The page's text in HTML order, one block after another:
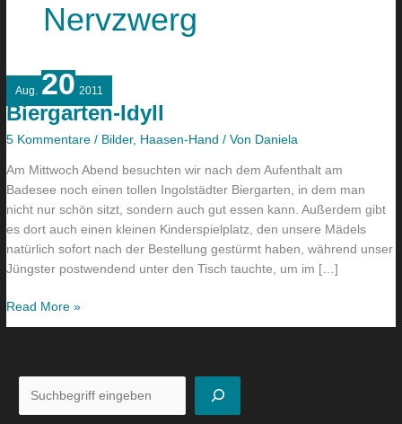
Nervzwerg
Aug. 20 2011
Biergarten-Idyll
5 Kommentare / Bilder, Haasen-Hand / Von Daniela
Am Mittwoch Abend besuchten wir nach dem Aufenthalt am
Badesee noch einen tollen Ingolstädter Biergarten, in dem man
nicht nur schön sitzt, sondern auch gut essen kann. Außerdem gibt
es dort auch einen kleinen Kinderspielplatz, den unsere Mädels
natürlich sofort nach der Bestellung gestürmt haben, während unser
Jüngster postwendend unter den Tisch tauchte, um im […]
Biergarten-
Idyll
Read More »